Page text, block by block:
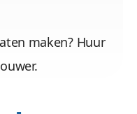
maken? Huur